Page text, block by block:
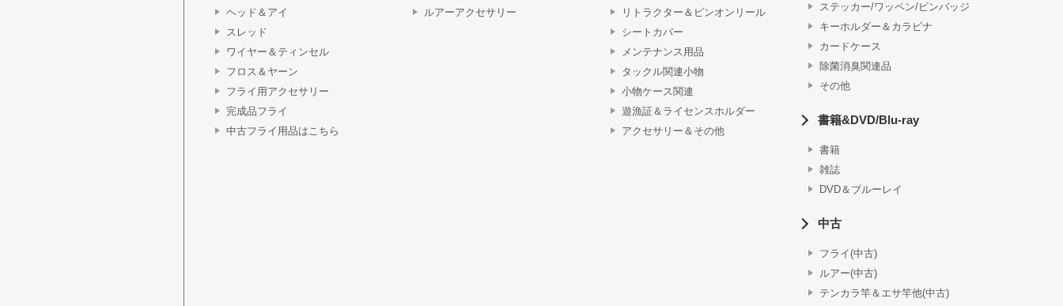
ヘッド＆アイ
スレッド
ワイヤー＆ティンセル
フロス＆ヤーン
フライ用アクセサリー
完成品フライ
中古フライ用品はこちら
ルアーアクセサリー
リトラクター＆ピンオンリール
シートカバー
メンテナンス用品
タックル関連小物
小物ケース関連
遊漁証＆ライセンスホルダー
アクセサリー＆その他
ステッカー/ワッペン/ピンバッジ
キーホルダー＆カラビナ
カードケース
除菌消臭関連品
その他
書籍&DVD/Blu-ray
書籍
雑誌
DVD＆ブルーレイ
中古
フライ(中古)
ルアー(中古)
テンカラ竿＆エサ竿他(中古)